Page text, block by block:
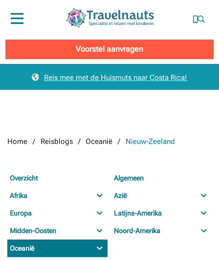
Voorstel aanvragen
Reis mee met de Huismuts naar Costa Rica!
Home Reisblogs Oceanië Nieuw-Zeeland
Overzicht Algemeen
Afrika Azië
Europa Latijns-Amerika
Midden-Oosten Noord-Amerika
Oceanië